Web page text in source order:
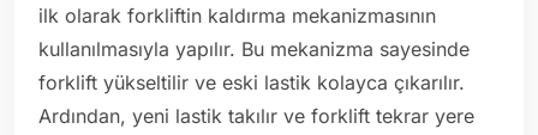
ilk olarak forkliftin kaldırma mekanizmasının
kullanılmasıyla yapılır. Bu mekanizma sayesinde
forklift yükseltilir ve eski lastik kolayca çıkarılır.
Ardından, yeni lastik takılır ve forklift tekrar yere